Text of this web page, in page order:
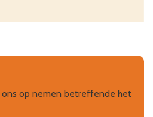
op nemen betreffende het